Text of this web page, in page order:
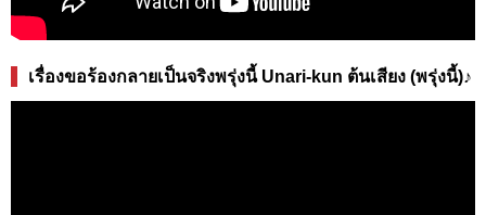
เรื่องขอร้องกลายเป็นจริงพรุ่งนี้ Unari-kun ต้นเสียง (พรุ่งนี้)♪